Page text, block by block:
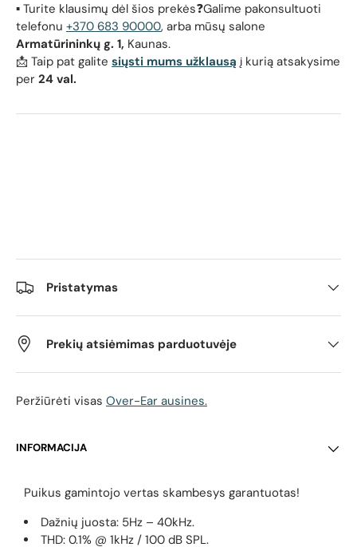
▪️ Turite klausimų dėl šios prekės❓Galime pakonsultuoti
telefonu +370 683 90000, arba mūsų salone
Armatūrininkų g. 1, Kaunas.
📩 Taip pat galite siųsti mums užklausą į kurią atsakysime
per 24 val.
Pristatymas
Prekių atsiėmimas parduotuvėje
Peržiūrėti visas Over-Ear ausines.
INFORMACIJA
Puikus gamintojo vertas skambesys garantuotas!
Dažnių juosta: 5Hz – 40kHz.
THD: 0.1% @ 1kHz / 100 dB SPL.